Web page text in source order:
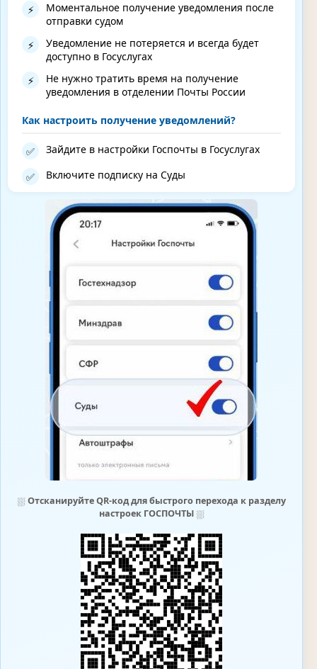
⚡
Моментальное получение уведомления после
отправки судом
⚡
Уведомление не потеряется и всегда будет
доступно в Госуслугах
⚡
Не нужно тратить время на получение
уведомления в отделении Почты России
Как настроить получение уведомлений?
✅ Зайдите в настройки Госпочты в Госуслугах
✅ Включите подписку на Суды
⛆ Отсканируйте QR-код для быстрого перехода к разделу
настроек ГОСПОЧТЫ⛆